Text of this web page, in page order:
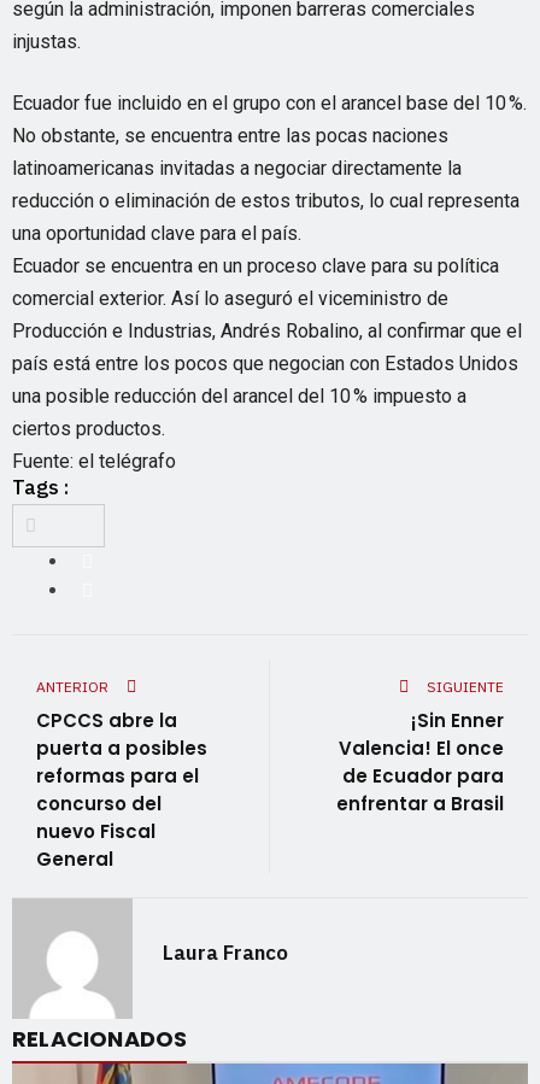
según la administración, imponen barreras comerciales
injustas.
Ecuador fue incluido en el grupo con el arancel base del 10 %.
No obstante, se encuentra entre las pocas naciones
latinoamericanas invitadas a negociar directamente la
reducción o eliminación de estos tributos, lo cual representa
una oportunidad clave para el país.
Ecuador se encuentra en un proceso clave para su política
comercial exterior. Así lo aseguró el viceministro de
Producción e Industrias, Andrés Robalino, al confirmar que el
país está entre los pocos que negocian con Estados Unidos
una posible reducción del arancel del 10 % impuesto a
ciertos productos.
Fuente: el telégrafo
Tags :
ANTERIOR
CPCCS abre la
puerta a posibles
reformas para el
concurso del
nuevo Fiscal
General
SIGUIENTE
¡Sin Enner
Valencia! El once
de Ecuador para
enfrentar a Brasil
Laura Franco
RELACIONADOS